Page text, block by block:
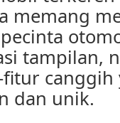
memang
tampilan,
canggih
dan unik.